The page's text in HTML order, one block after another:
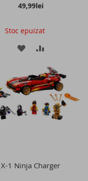
49,99lei
Stoc epuizat
ADAUGATI
LISTA
DE
DORINTE
X-1 Ninja Charger